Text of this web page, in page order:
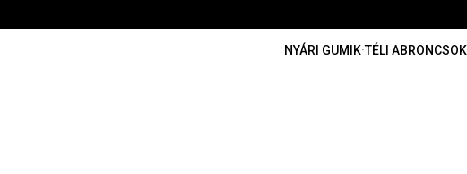
NYÁRI GUMIK·TÉLI ABRONCSOK